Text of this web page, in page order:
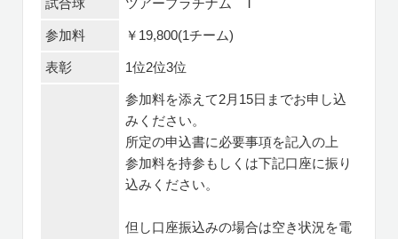
試合球 ツアープラチナム T
参加料 ￥19,800(1チーム)
表彰 1位2位3位
参加料を添えて2月15日までお申し込
みください。
所定の申込書に必要事項を記入の上
参加料を持参もしくは下記口座に振り
込みください。
但し口座振込みの場合は空き状況を電